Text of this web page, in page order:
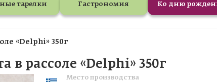
тарелки Гастрономия Ко дню
«Delphi» 350г
рассоле «Delphi» 350г
Место производства